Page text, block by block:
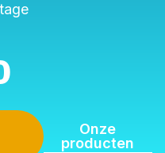
Onze
producten